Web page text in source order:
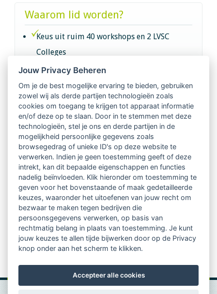
Waarom lid worden?
Keus uit ruim 40 workshops en 2 LVSC
Colleges
Intervisie met geregistreerde vakgenoten
Netwerk van 2100 professionals in 14
regio's
Vindbaar voor opdrachtgevers
Tijdschrift voor
Begeleidingskunde & kennisbank
Beroepsregistratie (LVSC keurmerk)
Lid worden van LVSC
Jouw Privacy Beheren
Om je de best mogelijke ervaring te bieden, gebruiken
zowel wij als derde partijen technologieën zoals
cookies om toegang te krijgen tot apparaat informatie
en/of deze op te slaan. Door in te stemmen met deze
technologieën, stel je ons en derde partijen in de
mogelijkheid persoonlijke gegevens zoals
browsegedrag of unieke ID's op deze website te
verwerken. Indien je geen toestemming geeft of deze
intrekt, kan dit bepaalde eigenschappen en functies
nadelig beïnvloeden. Klik hieronder om toestemming te
geven voor het bovenstaande of maak gedetailleerde
keuzes, waaronder het uitoefenen van jouw recht om
bezwaar te maken tegen bedrijven die
persoonsgegevens verwerken, op basis van
rechtmatig belang in plaats van toestemming. Je kunt
jouw keuzes te allen tijde bijwerken door op de Privacy
knop onder aan het scherm te klikken.
Accepteer alle cookies